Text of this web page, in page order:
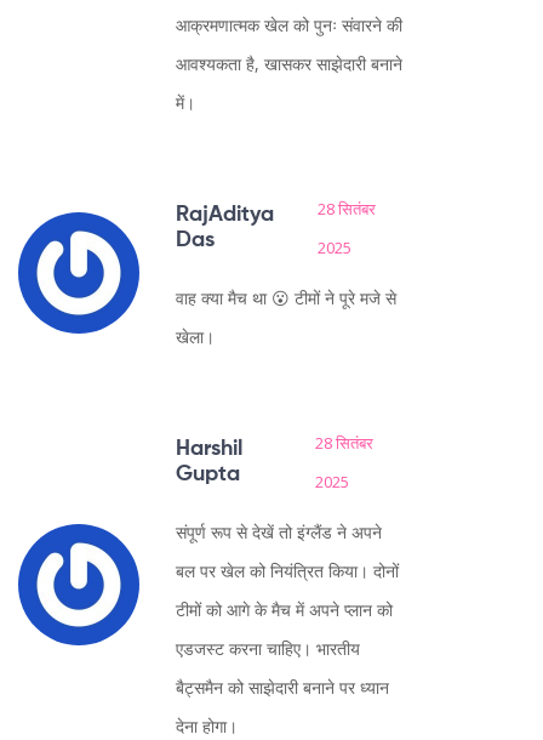
आक्रमणात्मक खेल को पुनः संवारने की
आवश्यकता है, खासकर साझेदारी बनाने
में।
RajAditya
Das
28 सितंबर
2025
वाह क्या मैच था 😮 टीमों ने पूरे मजे से
खेला।
Harshil
Gupta
28 सितंबर
2025
संपूर्ण रूप से देखें तो इंग्लैंड ने अपने
बल पर खेल को नियंत्रित किया। दोनों
टीमों को आगे के मैच में अपने प्लान को
एडजस्ट करना चाहिए। भारतीय
बैट्समैन को साझेदारी बनाने पर ध्यान
देना होगा।